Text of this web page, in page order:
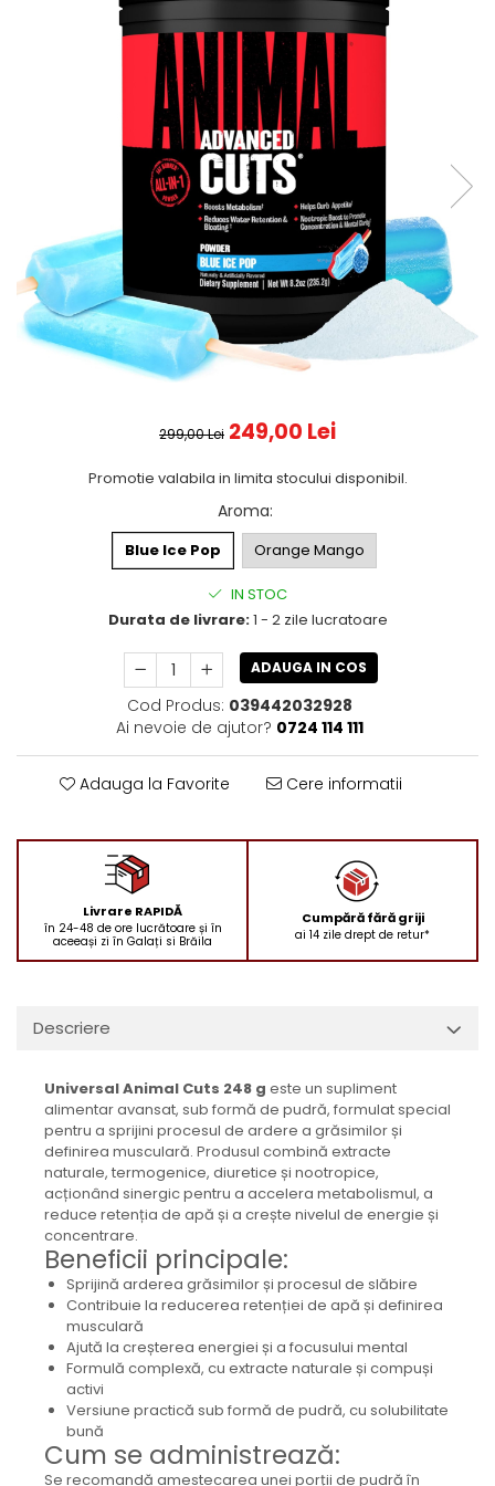
299,00 Lei 249,00 Lei
Promotie valabila in limita stocului disponibil.
Aroma:
Blue Ice Pop Orange Mango
IN STOC
Durata de livrare:1 - 2 zile lucratoare
ADAUGA IN COS
Cod Produs: 039442032928
Ai nevoie de ajutor? 0724 114 111
Adauga la Favorite Cere informatii
Livrare RAPIDĂ
în 24-48 de ore lucrătoare și în
aceeași zi în Galați si Brăila
Cumpără fără griji
ai 14 zile drept de retur*
Descriere
Universal Animal Cuts 248 g este un supliment
alimentar avansat, sub formă de pudră, formulat special
pentru a sprijini procesul de ardere a grăsimilor și
definirea musculară. Produsul combină extracte
naturale, termogenice, diuretice și nootropice,
acționând sinergic pentru a accelera metabolismul, a
reduce retenția de apă și a crește nivelul de energie și
concentrare.
Beneficii principale:
Sprijină arderea grăsimilor și procesul de slăbire
Contribuie la reducerea retenției de apă și definirea
musculară
Ajută la creșterea energiei și a focusului mental
Formulă complexă, cu extracte naturale și compuși
activi
Versiune practică sub formă de pudră, cu solubilitate
bună
Cum se administrează:
Se recomandă amestecarea unei porții de pudră în